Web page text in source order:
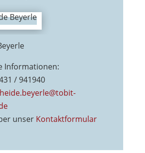
Informationen:
/ 941940
heide.beyerle@tobit-
unser Kontaktformular